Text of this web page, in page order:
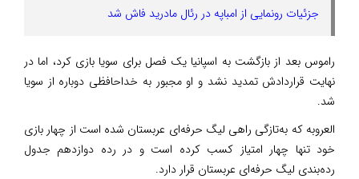
جزئیات رونمایی از امباپه در رئال مادرید فاش شد
راموس بعد از بازگشت به اسپانیا یک فصل برای سویا بازی کرد، اما در
نهایت قراردادش تمدید نشد و او مجبور به خداحافظی دوباره از سویا
شد.
العروبه که به‌تازگی راهی لیگ حرفه‌ای عربستان شده است از چهار بازی
خود تنها چهار امتیاز کسب کرده است و در رده دوازدهم جدول
رده‌بندی لیگ حرفه‌ای عربستان قرار دارد.